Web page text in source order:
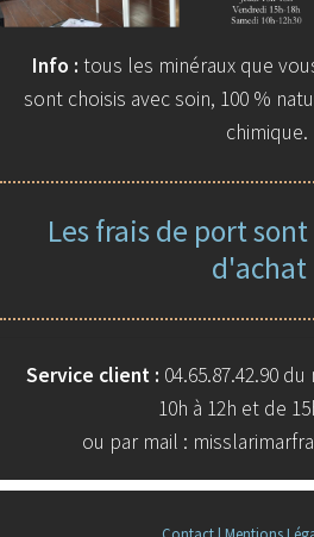
Info : tous les minéraux que
sont choisis avec soin, 100 %
chimique.
Les frais de port
d'achat
Service client : 04.65.87.42.90
10h à 12h et de
ou par mail :